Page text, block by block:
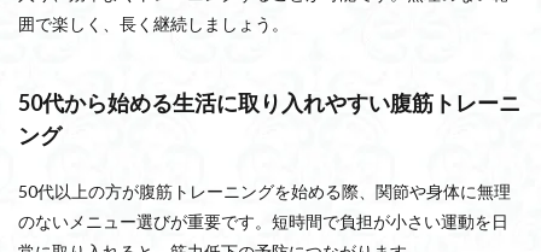
囲で楽しく、長く継続しましょう。
50代から始める生活に取り入れやすい腹筋トレーニ
ング
50代以上の方が腹筋トレーニングを始める際、関節や身体に無理
のないメニュー選びが重要です。短時間で負担が小さい運動を日